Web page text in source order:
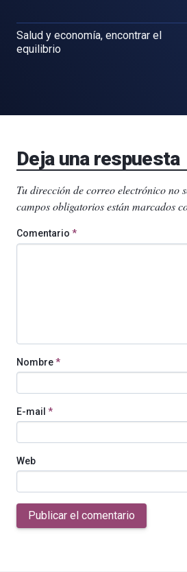
Salud y economía, encontrar el
equilibrio
Deja una respuesta
Tu dirección de correo electrónico no
campos obligatorios están marcados
Comentario *
Nombre*
E-mail *
Web
Publicar el comentario